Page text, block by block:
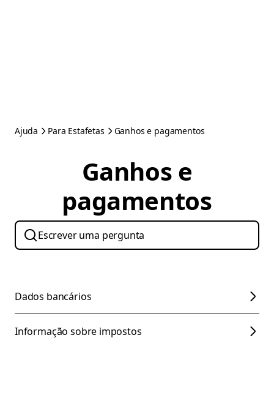
Ajuda Para Estafetas Ganhos e pagamentos
Ganhos e
pagamentos
Dados bancários
Informação sobre impostos